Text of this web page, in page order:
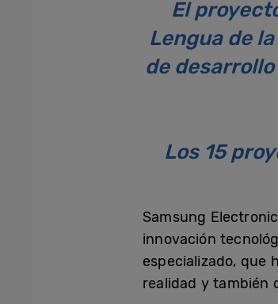
El
Lengua de
de
Los 15
Samsung
innovación
especializado, que
realidad y también